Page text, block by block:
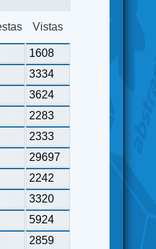
Vistas
1608
3334
3624
2283
2333
29697
2242
3320
5924
2859